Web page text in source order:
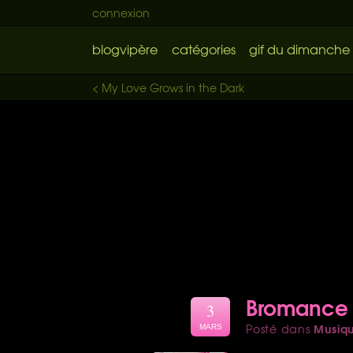
connexion
blogvipère catégories gif du dimanche
< My Love Grows in the Dark
Posté dans
3
MARS